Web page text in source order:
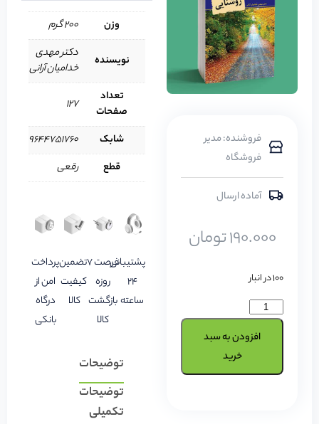
فروشنده: مدیر
فروشگاه
آماده ارسال
190.000تومان
100 در انبار
افزودن به سبد
خرید
وزن 200 گرم
نویسنده
دکتر مهدی
خدامیان آرانی
تعداد
صفحات
127
شابک
9644751760
قطع
رقعی
پشتیبانی
24
ساعته
فرصت 7
روزه
بازگشت
کالا
تضمین
کیفیت
کالا
پرداخت
امن از
درگاه
بانکی
توضیحات
توضیحات
تکمیلی